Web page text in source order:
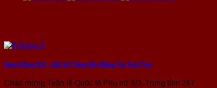
Hoạt động 8/3 – Bé Vẽ Tặng Mẹ Bằng Cả Trái Tim
Chào mừng Tuần lễ Quốc tế Phụ nữ 8/3, Trung tâm 247